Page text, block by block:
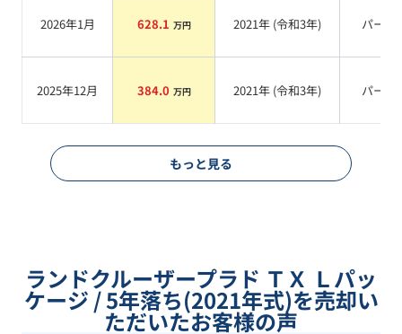
2026年1月 628.1 万円 2021年 (令和3年) パール
2025年12月 384.0 万円 2021年 (令和3年) パール
もっと見る
ランドクルーザープラド ＴＸ Ｌパッ
ケージ / 5年落ち(2021年式)を売却い
ただいたお客様の声